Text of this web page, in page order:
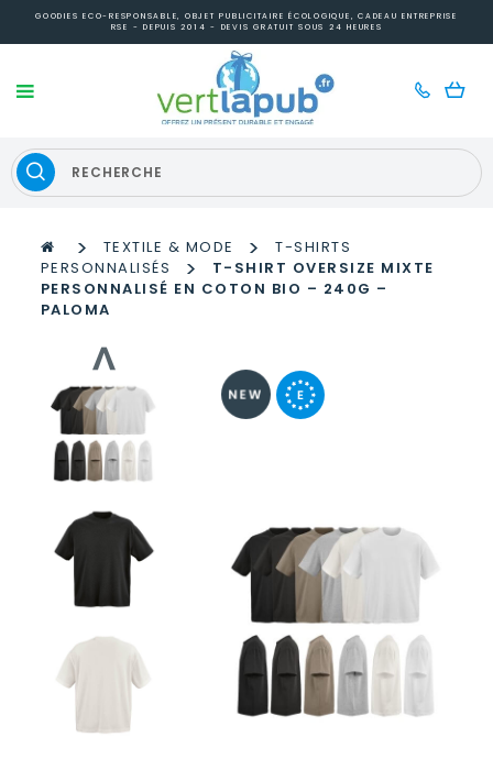
GOODIES ECO-RESPONSABLE, OBJET PUBLICITAIRE ÉCOLOGIQUE, CADEAU ENTREPRISE
RSE - DEPUIS 2014 - DEVIS GRATUIT SOUS 24 HEURES
> TEXTILE & MODE >
T-SHIRTS
PERSONNALISÉS
>
T-SHIRT OVERSIZE MIXTE
PERSONNALISÉ EN COTON BIO – 240G –
PALOMA